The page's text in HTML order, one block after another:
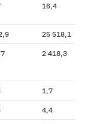
16,4
25 518,1
2 418,3
1,7
4,4